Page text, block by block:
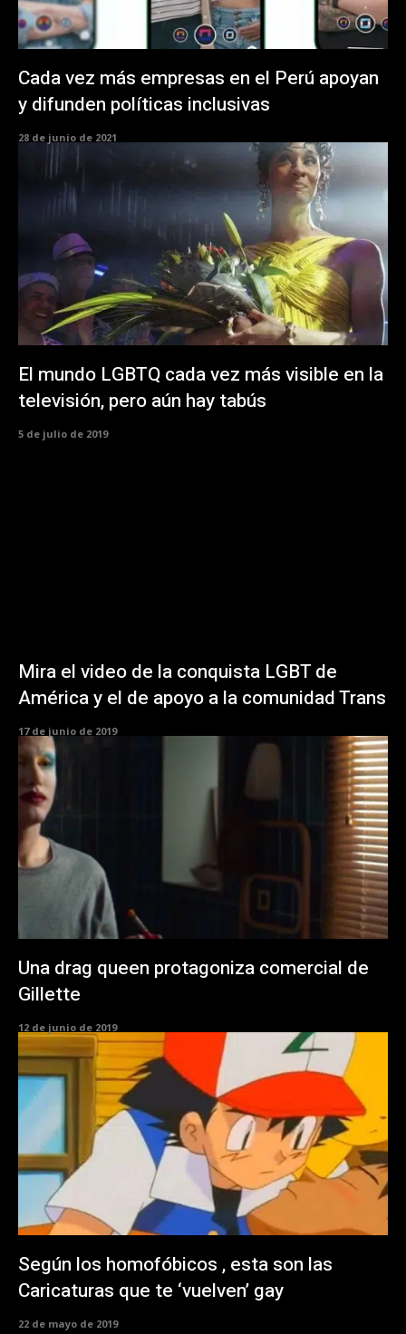
Cada vez más empresas en el Perú apoyan
y difunden políticas inclusivas
28 de junio de 2021
El mundo LGBTQ cada vez más visible en la
televisión, pero aún hay tabús
5 de julio de 2019
Mira el video de la conquista LGBT de
América y el de apoyo a la comunidad Trans
17 de junio de 2019
Una drag queen protagoniza comercial de
Gillette
12 de junio de 2019
Según los homofóbicos , esta son las
Caricaturas que te ‘vuelven’ gay
22 de mayo de 2019